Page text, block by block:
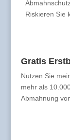
Riskieren Sie
Gratis
Nutzen Sie
mehr als
Abmahnung